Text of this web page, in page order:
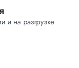
и на разгрузке